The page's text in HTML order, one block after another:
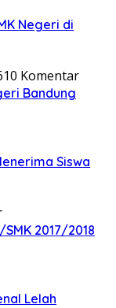
Negeri di
10 Komentar
Bandung
Siswa
2017/2018
Lelah